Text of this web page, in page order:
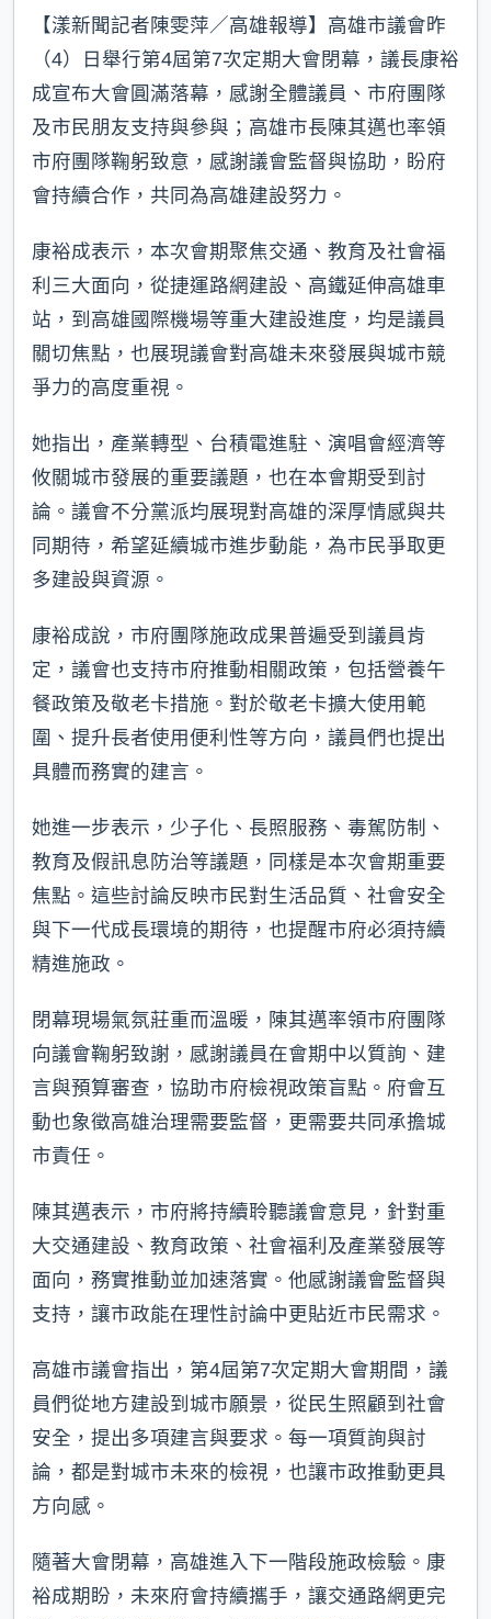
【漾新聞記者陳雯萍／高雄報導】高雄市議會昨
（4）日舉行第4屆第7次定期大會閉幕，議長康裕
成宣布大會圓滿落幕，感謝全體議員、市府團隊
及市民朋友支持與參與；高雄市長陳其邁也率領
市府團隊鞠躬致意，感謝議會監督與協助，盼府
會持續合作，共同為高雄建設努力。
康裕成表示，本次會期聚焦交通、教育及社會福
利三大面向，從捷運路網建設、高鐵延伸高雄車
站，到高雄國際機場等重大建設進度，均是議員
關切焦點，也展現議會對高雄未來發展與城市競
爭力的高度重視。
她指出，產業轉型、台積電進駐、演唱會經濟等
攸關城市發展的重要議題，也在本會期受到討
論。議會不分黨派均展現對高雄的深厚情感與共
同期待，希望延續城市進步動能，為市民爭取更
多建設與資源。
康裕成說，市府團隊施政成果普遍受到議員肯
定，議會也支持市府推動相關政策，包括營養午
餐政策及敬老卡措施。對於敬老卡擴大使用範
圍、提升長者使用便利性等方向，議員們也提出
具體而務實的建言。
她進一步表示，少子化、長照服務、毒駕防制、
教育及假訊息防治等議題，同樣是本次會期重要
焦點。這些討論反映市民對生活品質、社會安全
與下一代成長環境的期待，也提醒市府必須持續
精進施政。
閉幕現場氣氛莊重而溫暖，陳其邁率領市府團隊
向議會鞠躬致謝，感謝議員在會期中以質詢、建
言與預算審查，協助市府檢視政策盲點。府會互
動也象徵高雄治理需要監督，更需要共同承擔城
市責任。
陳其邁表示，市府將持續聆聽議會意見，針對重
大交通建設、教育政策、社會福利及產業發展等
面向，務實推動並加速落實。他感謝議會監督與
支持，讓市政能在理性討論中更貼近市民需求。
高雄市議會指出，第4屆第7次定期大會期間，議
員們從地方建設到城市願景，從民生照顧到社會
安全，提出多項建言與要求。每一項質詢與討
論，都是對城市未來的檢視，也讓市政推動更具
方向感。
隨著大會閉幕，高雄進入下一階段施政檢驗。康
裕成期盼，未來府會持續攜手，讓交通路網更完